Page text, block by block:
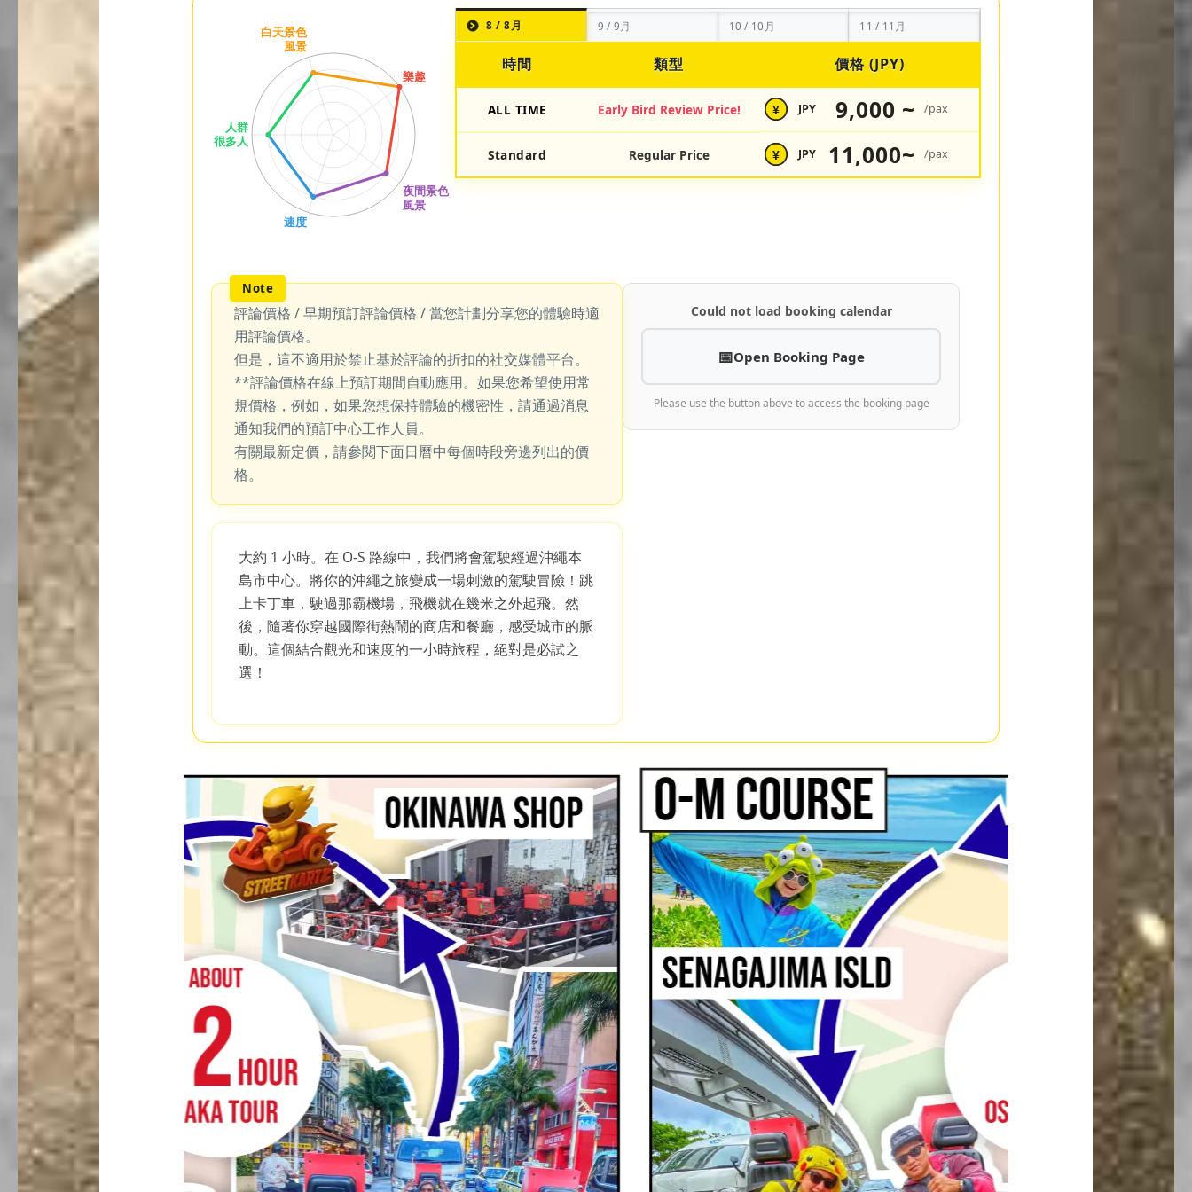
8 / 8月 9 / 9月 10 / 10月 11 / 11月
時間 類型 價格 (JPY)
ALL TIME Early Bird Review Price! ¥ JPY 9,000 ~ /pax
Standard Regular Price ¥ JPY 11,000~ /pax
評論價格 / 早期預訂評論價格 / 當您計劃分享您的體驗時適
用評論價格。
但是，這不適用於禁止基於評論的折扣的社交媒體平台。
**評論價格在線上預訂期間自動應用。如果您希望使用常
規價格，例如，如果您想保持體驗的機密性，請通過消息
通知我們的預訂中心工作人員。
有關最新定價，請參閱下面日曆中每個時段旁邊列出的價
格。
大約 1 小時。在 O-S 路線中，我們將會駕駛經過沖繩本
島市中心。將你的沖繩之旅變成一場刺激的駕駛冒險！跳
上卡丁車，駛過那霸機場，飛機就在幾米之外起飛。然
後，隨著你穿越國際街熱鬧的商店和餐廳，感受城市的脈
動。這個結合觀光和速度的一小時旅程，絕對是必試之
選！
Could not load booking calendar
Open Booking Page
Please use the button above to access the booking page